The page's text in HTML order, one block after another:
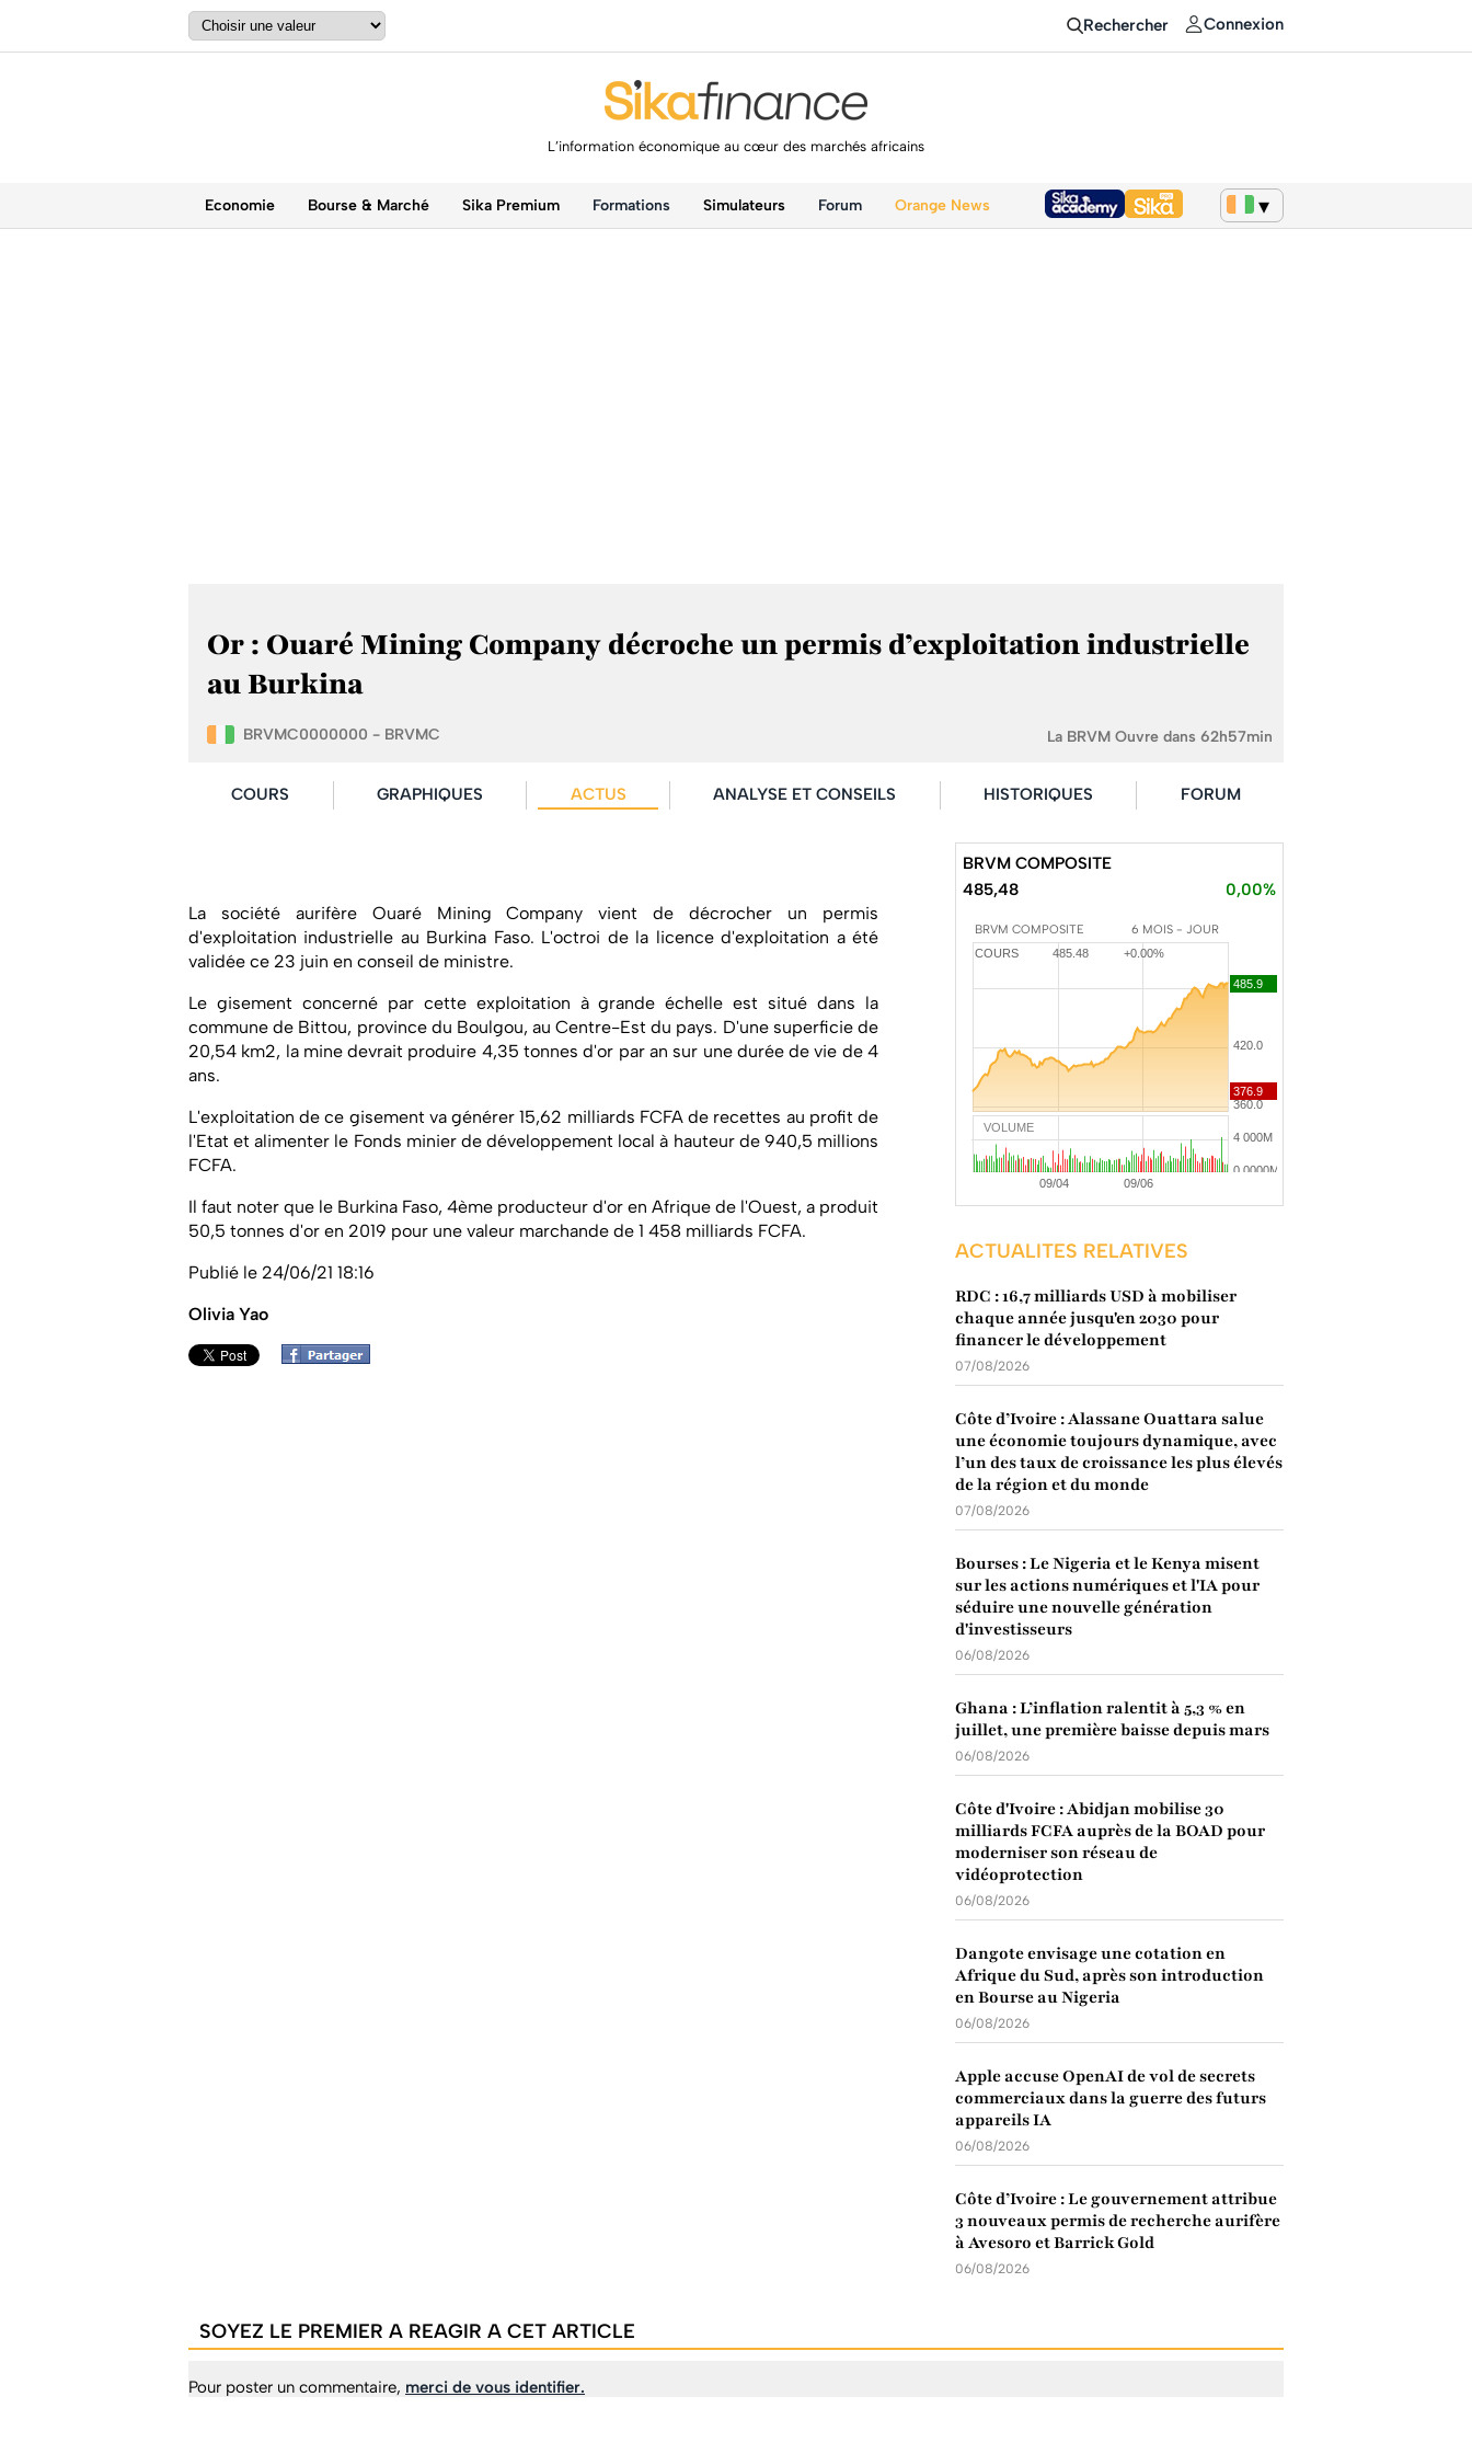
Rechercher Connexion
L’information économique au cœur des marchés africains
Economie Bourse & Marché Sika Premium Formations Simulateurs Forum Orange News
Or : Ouaré Mining Company décroche un permis d’exploitation industrielle
au Burkina
BRVMC0000000 - BRVMC La BRVM Ouvre dans 62h57min
COURS GRAPHIQUES ACTUS ANALYSE ET CONSEILS HISTORIQUES FORUM
La société aurifère Ouaré Mining Company vient de décrocher un permis
d'exploitation industrielle au Burkina Faso. L'octroi de la licence d'exploitation a été
validée ce 23 juin en conseil de ministre.
Le gisement concerné par cette exploitation à grande échelle est situé dans la
commune de Bittou, province du Boulgou, au Centre-Est du pays. D'une superficie de
20,54 km2, la mine devrait produire 4,35 tonnes d'or par an sur une durée de vie de 4
ans.
L'exploitation de ce gisement va générer 15,62 milliards FCFA de recettes au profit de
l'Etat et alimenter le Fonds minier de développement local à hauteur de 940,5 millions
FCFA.
Il faut noter que le Burkina Faso, 4ème producteur d'or en Afrique de l'Ouest, a produit
50,5 tonnes d'or en 2019 pour une valeur marchande de 1 458 milliards FCFA.
Publié le 24/06/21 18:16
Olivia Yao
BRVM COMPOSITE
485,48
0,00%
BRVM COMPOSITE 6 MOIS - JOUR
VOLUME
COURS 485.48 +0.00%
ACTUALITES RELATIVES
RDC : 16,7 milliards USD à mobiliser
chaque année jusqu'en 2030 pour
financer le développement
07/08/2026
Côte d’Ivoire : Alassane Ouattara salue
une économie toujours dynamique, avec
l’un des taux de croissance les plus élevés
de la région et du monde
07/08/2026
Bourses : Le Nigeria et le Kenya misent
sur les actions numériques et l'IA pour
séduire une nouvelle génération
d'investisseurs
06/08/2026
Ghana : L’inflation ralentit à 5,3 % en
juillet, une première baisse depuis mars
06/08/2026
Côte d'Ivoire : Abidjan mobilise 30
milliards FCFA auprès de la BOAD pour
moderniser son réseau de
vidéoprotection
06/08/2026
Dangote envisage une cotation en
Afrique du Sud, après son introduction
en Bourse au Nigeria
06/08/2026
Apple accuse OpenAI de vol de secrets
commerciaux dans la guerre des futurs
appareils IA
06/08/2026
Côte d’Ivoire : Le gouvernement attribue
3 nouveaux permis de recherche aurifère
à Avesoro et Barrick Gold
06/08/2026
SOYEZ LE PREMIER A REAGIR A CET ARTICLE
Pour poster un commentaire, merci de vous identifier.